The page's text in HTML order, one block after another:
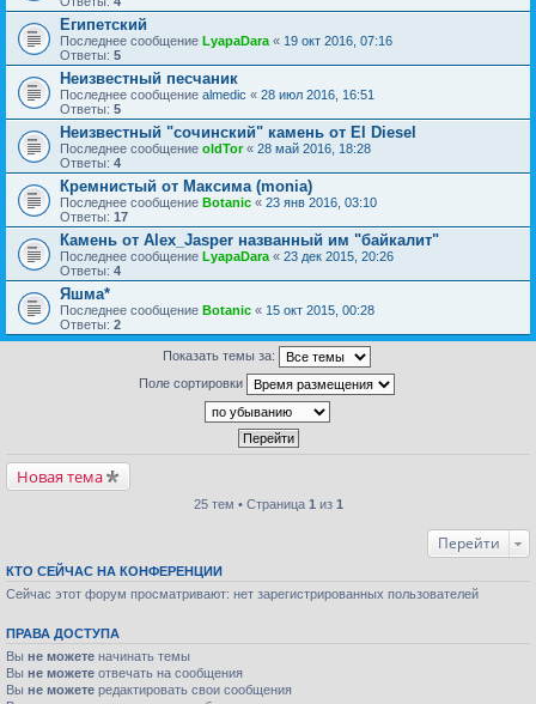
Египетский
Последнее сообщение LyapaDara « 19 окт 2016, 07:16
Ответы: 5
Неизвестный песчаник
Последнее сообщение almedic « 28 июл 2016, 16:51
Ответы: 5
Неизвестный "сочинский" камень от El Diesel
Последнее сообщение oldTor« 28 май 2016, 18:28
Ответы: 4
Кремнистый от Максима (monia)
Последнее сообщение Botanic « 23 янв 2016, 03:10
Ответы: 17
Камень от Alex_Jasper названный им "байкалит"
Последнее сообщение LyapaDara « 23 дек 2015, 20:26
Ответы: 4
Яшма*
Последнее сообщение Botanic « 15 окт 2015, 00:28
Ответы: 2
Показать темы за:
Поле сортировки
Новая тема
25 тем • Страница 1 из 1
Перейти
КТО СЕЙЧАС НА КОНФЕРЕНЦИИ
Сейчас этот форум просматривают: нет зарегистрированных пользователей
ПРАВА ДОСТУПА
Вы не можете начинать темы
Вы не можете отвечать на сообщения
Вы не можете редактировать свои сообщения